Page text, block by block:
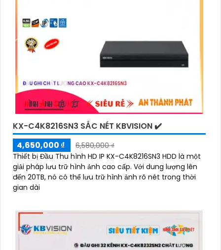
KX-C4K8216SN3 SẮC NÉT KBVISION ✔️
4,650,000 ₫
6,580,000 ₫
Thiết bị Đầu Thu hình HD IP KX-C4K8216SN3 HDD là một
giải pháp lưu trữ hình ảnh cao cấp. Với dung lượng lên
đến 20TB, nó có thể lưu trữ hình ảnh rõ nét trong thời
gian dài